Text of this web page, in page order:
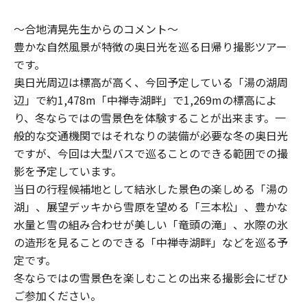
～合地清晃先生からのコメント～
豊かな自然風景が特徴の奥日光を巡る日帰り撮影ツアー
です。
奥日光周辺は標高が高く、今回予定している「湯の湖周
辺」で約1,478m「中禅寺湖畔」で1,269mの標高によ
り、冬ならではの雪景色を体験することが出来ます。一
般的な交通機関ではそれなりの装備が必要な冬の奥日光
ですが、今回は大型バスで巡ることのできる範囲での撮
影を予定しています。
当日の行程候補地として結氷した景色の楽しめる「湯の
湖」、展望デッキから雪原を望める「三本松」、豊かな
水量と雪の組み合わせが美しい「竜頭の滝」、水際の氷
の造形を見ることのできる「中禅寺湖畔」などを巡る予
定です。
冬ならではの雪景色を楽しむことの出来る撮影会にぜひ
ご参加ください。